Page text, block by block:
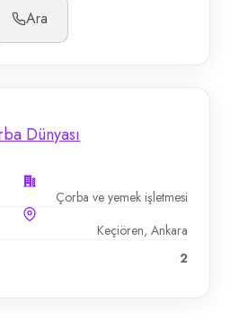
Ara
Dünyası
Çorba ve yemek işletmesi
Keçiören, Ankara
2